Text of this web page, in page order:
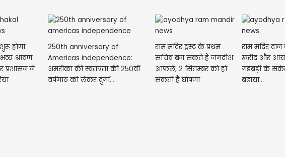
होगा
श्रावण
प्रशासन ने
250th anniversary of
Americas independence:
अमरीका की स्वतंत्रता की 250वीं
वर्षगांठ को लेकर दुर्गा...
राम मंदिर ट्रस्ट के प्रथम
सचिव बन सकते हैं जगदीश
आफले, 2 सितम्बर को हो
सकती है घोषणा
राम मंदिर
खरीद और
गड़बड़ी के
बढ़ाया...